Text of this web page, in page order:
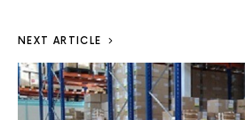
NEXT ARTICLE